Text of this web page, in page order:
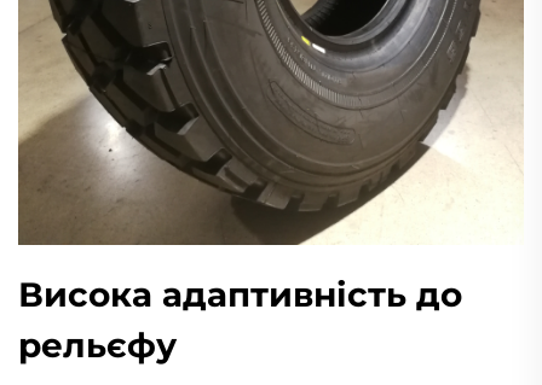
Висока адаптивність до
рельєфу